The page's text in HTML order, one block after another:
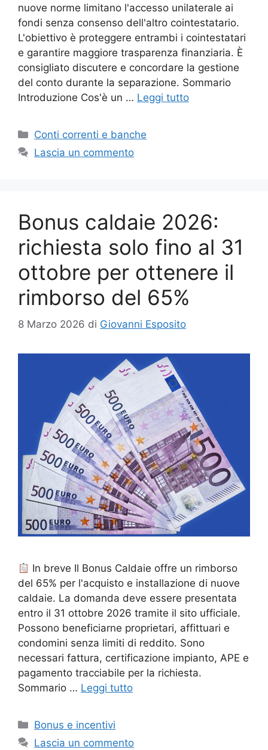
nuove norme limitano l'accesso unilaterale ai
fondi senza consenso dell'altro cointestatario.
L'obiettivo è proteggere entrambi i cointestatari
e garantire maggiore trasparenza finanziaria. È
consigliato discutere e concordare la gestione
del conto durante la separazione. Sommario
Introduzione Cos'è un … Leggi tutto
Categorie
Conti correnti e banche
Lascia un commento
Bonus caldaie 2026:
richiesta solo fino al 31
ottobre per ottenere il
rimborso del 65%
8 Marzo 2026 di Giovanni Esposito
In breve Il Bonus Caldaie offre un rimborso
del 65% per l'acquisto e installazione di nuove
caldaie. La domanda deve essere presentata
entro il 31 ottobre 2026 tramite il sito ufficiale.
Possono beneficiarne proprietari, affittuari e
condomini senza limiti di reddito. Sono
necessari fattura, certificazione impianto, APE e
pagamento tracciabile per la richiesta.
Sommario … Leggi tutto
Categorie
Bonus e incentivi
Lascia un commento